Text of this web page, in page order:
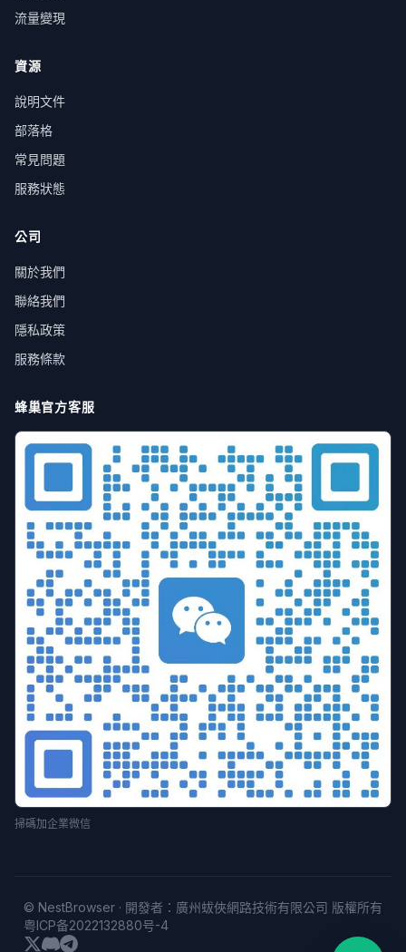
流量變現
資源
說明文件
部落格
常見問題
服務狀態
公司
關於我們
聯絡我們
隱私政策
服務條款
蜂巢官方客服
掃碼加企業微信
© NestBrowser · 開發者：廣州蛂俠網路技術有限公司 版權所有
粤ICP备2022132880号-4